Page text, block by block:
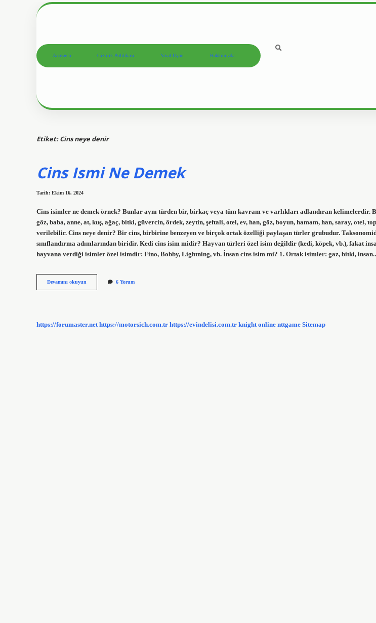
Anasayfa Gizlilik Politikası Yasal Uyarı Hakkımızda
Etiket:Cins neye denir
Cins Ismi Ne Demek
Tarih: Ekim 16, 2024
Cins isimler ne demek örnek? Bunlar aynı türden bir, birkaç veya tüm kavram ve varlıkları adlandıran kelimelerdir.
göz, baba, anne, at, kuş, ağaç, bitki, güvercin, ördek, zeytin, şeftali, otel, ev, han, göz, boyun, hamam, han, saray, otel,
verilebilir. Cins neye denir? Bir cins, birbirine benzeyen ve birçok ortak özelliği paylaşan türler grubudur.
sınıflandırma adımlarından biridir. Kedi cins isim midir? Hayvan türleri özel isim değildir (kedi, köpek, vb.), fakat
hayvana verdiği isimler özel isimdir: Fino, Bobby, Lightning, vb. İnsan cins isim mi? 1. Ortak isimler: gaz, bitki,
Devamını okuyun
Ismi
6 Yorum
https://forumaster.net https://motorsich.com.tr https://evindelisi.com.tr knight online nttgame Sitemap